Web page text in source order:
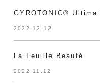
GYROTONIC®︎ Ultima
2022.12.12
La Feuille Beauté
2022.11.12